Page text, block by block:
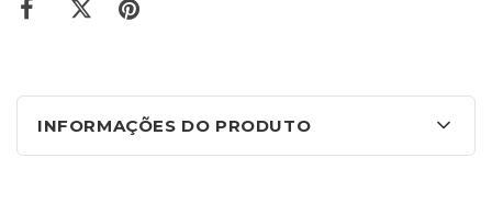
INFORMAÇÕES DO PRODUTO